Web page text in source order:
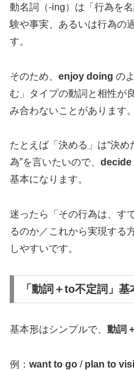
動名詞（-ing）は「行為を
験や事実、あるいは行為の
す。
そのため、 enjoy doing の
む」タイプの動詞と相性が
み合わないことがあります。
たとえば「決める」は“決
為”を言いたいので、 decide
基本になります。
迷ったら「その行為は、す
るのか／これから実現する
しやすいです。
「動詞＋to不定詞」
基本形はシンプルで、 動詞
例： want to go / plan to